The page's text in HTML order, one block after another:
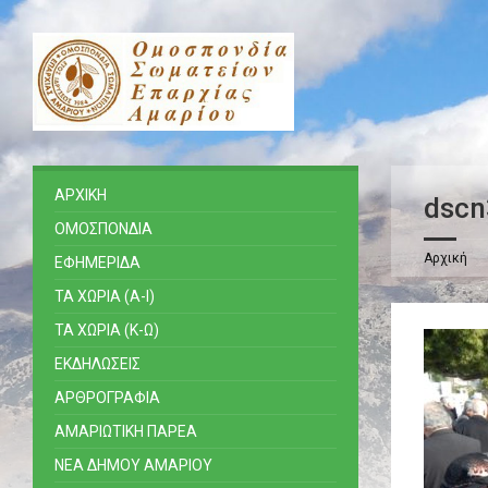
Αρχική
ΑΡΧΙΚΗ
ΟΜΟΣΠΟΝΔΙΑ
ΕΦΗΜΕΡΙΔΑ
ΤΑ ΧΩΡΙΑ (Α-Ι)
ΤΑ ΧΩΡΙΑ (Κ-Ω)
ΕΚΔΗΛΩΣΕΙΣ
ΑΡΘΡΟΓΡΑΦΙΑ
ΑΜΑΡΙΩΤΙΚΗ ΠΑΡΕΑ
ΝΕΑ ΔΗΜΟΥ ΑΜΑΡΙΟΥ